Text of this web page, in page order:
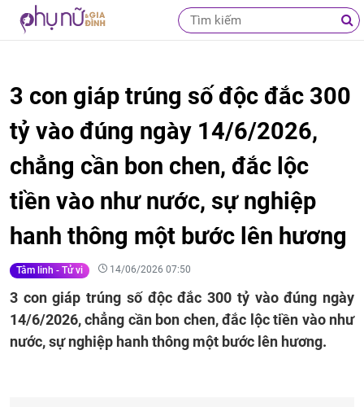
3 con giáp trúng số độc đắc 300
tỷ vào đúng ngày 14/6/2026,
chẳng cần bon chen, đắc lộc
tiền vào như nước, sự nghiệp
hanh thông một bước lên hương
Tâm linh - Tử vi 14/06/2026 07:50
3 con giáp trúng số độc đắc 300 tỷ vào đúng ngày
14/6/2026, chẳng cần bon chen, đắc lộc tiền vào như
nước, sự nghiệp hanh thông một bước lên hương.